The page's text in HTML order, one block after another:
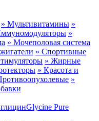
» Мультивитамины »
»
» Мочеполовая система
» Спортивные
» Жирные
» Красота и
»
Glycine Pure